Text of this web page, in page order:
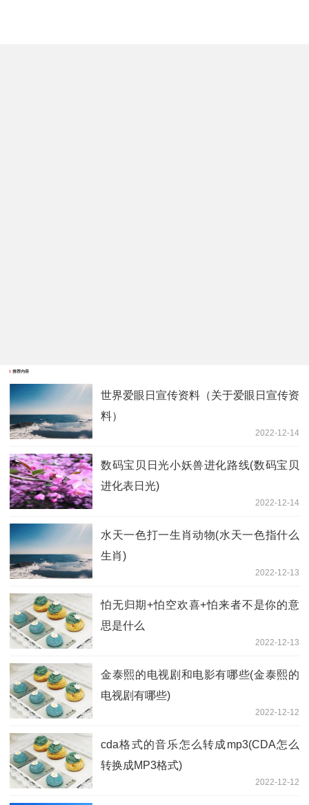
推荐内容
世界爱眼日宣传资料（关于爱眼日宣传资
料）
2022-12-14
数码宝贝日光小妖兽进化路线(数码宝贝
进化表日光)
2022-12-14
水天一色打一生肖动物(水天一色指什么
生肖)
2022-12-13
怕无归期+怕空欢喜+怕来者不是你的意
思是什么
2022-12-13
金泰熙的电视剧和电影有哪些(金泰熙的
电视剧有哪些)
2022-12-12
cda格式的音乐怎么转成mp3(CDA怎么
转换成MP3格式)
2022-12-12